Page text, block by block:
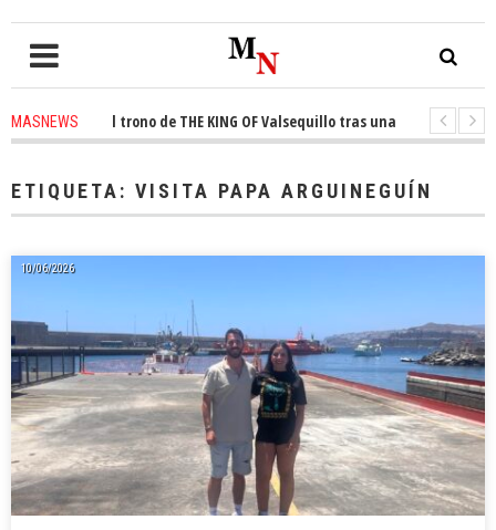
MASNEWSel trono de THE KING OF Valsequillo tras una jornada de
ETIQUETA: VISITA PAPA ARGUINEGUÍN
10/06/2026